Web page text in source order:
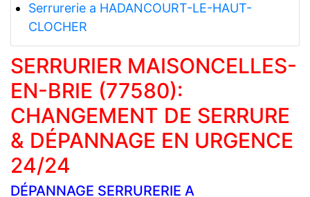
Serrurerie a HADANCOURT-LE-HAUT-
CLOCHER
SERRURIER MAISONCELLES-
EN-BRIE (77580):
CHANGEMENT DE SERRURE
& DÉPANNAGE EN URGENCE
24/24
DÉPANNAGE SERRURERIE A